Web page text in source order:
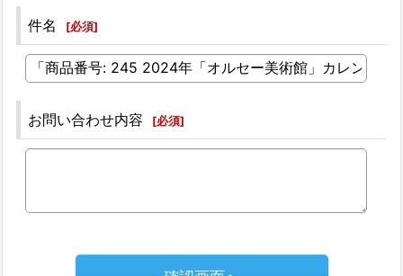
件名 [必須]
お問い合わせ内容 [必須]